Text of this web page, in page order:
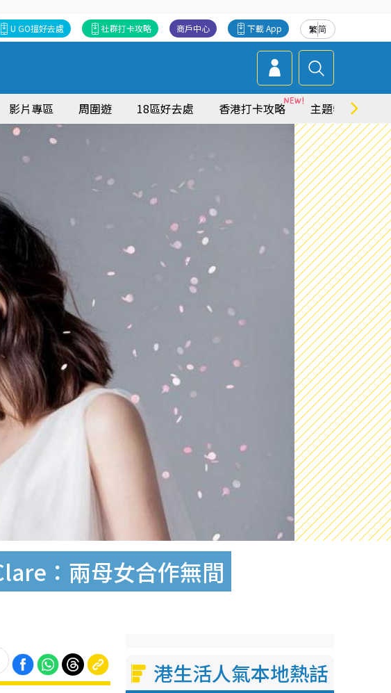
繁简
下載 App
商戶中心
社群打卡攻略
U GO搵好去處
影片專區 周圍遊 18區好去處 香港打卡攻略 主題特集
：兩母女合作無間
港生活人氣本地熱話